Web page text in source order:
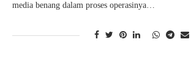
media benang dalam proses operasinya…